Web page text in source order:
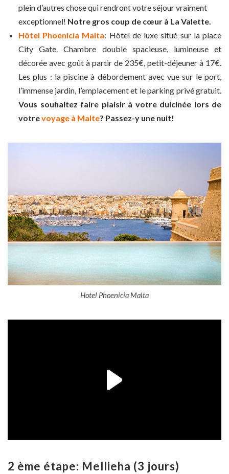
plein d’autres chose qui rendront votre séjour vraiment
exceptionnel! Notre gros coup de cœur à La Valette.
Hôtel Phoenicia Malta: Hôtel de luxe situé sur la place
City Gate. Chambre double spacieuse, lumineuse et
décorée avec goût à partir de 235€, petit-déjeuner à 17€.
Les plus : la piscine à débordement avec vue sur le port,
l’immense jardin, l’emplacement et le parking privé gratuit.
Vous souhaitez faire plaisir à votre dulcinée lors de
votrevoyage à Malte? Passez-y une nuit!
Hotel Phoenicia Malta
2 ème étape: Mellieha (3 jours)